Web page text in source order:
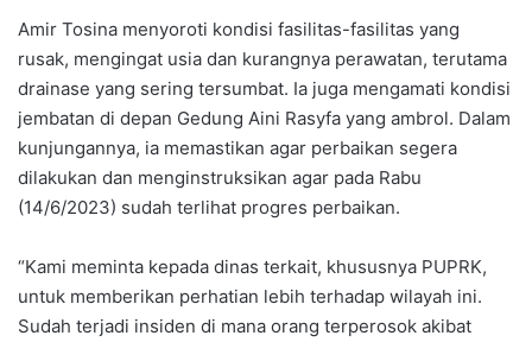
Amir Tosina menyoroti kondisi fasilitas-fasilitas yang
rusak, mengingat usia dan kurangnya perawatan, terutama
drainase yang sering tersumbat. Ia juga mengamati kondisi
jembatan di depan Gedung Aini Rasyfa yang ambrol. Dalam
kunjungannya, ia memastikan agar perbaikan segera
dilakukan dan menginstruksikan agar pada Rabu
(14/6/2023) sudah terlihat progres perbaikan.
“Kami meminta kepada dinas terkait, khususnya PUPRK,
untuk memberikan perhatian lebih terhadap wilayah ini.
Sudah terjadi insiden di mana orang terperosok akibat